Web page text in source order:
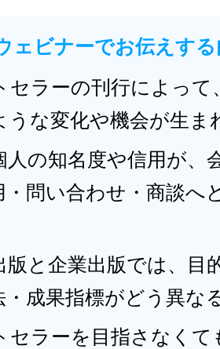
ェビナーでお伝えす
セラーの刊行によって
うな変化や機会が生ま
人の知名度や信用が、
・問い合わせ・商談へ
版と企業出版では、目
・成果指標がどう異な
セラーを目指さなくて